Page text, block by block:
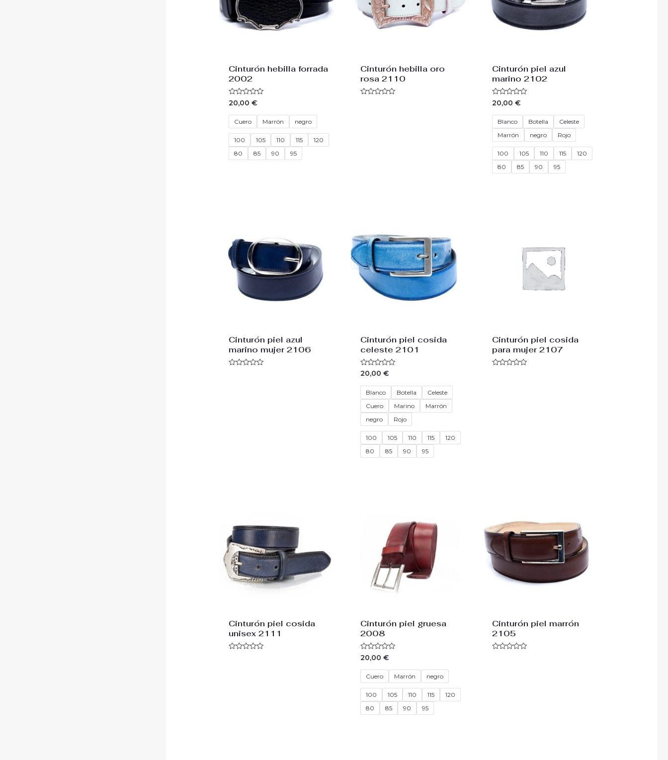
Cinturón hebilla forrada
2002
Valorado
con
0
de
5
20,00 €
Cuero Marrón negro
100 105 110 115
120
80
85 90 95
Cinturón hebilla oro
rosa 2110
Cinturón piel azul
marino 2102
Valorado
con
0
de
5
20,00 €
Blanco Botella
Celeste
Marrón
negro Rojo
100 105 110 115
120
80
85 90 95
Cinturón piel azul
marino mujer 2106
Cinturón piel cosida
celeste 2101
Valorado
0
de
5
20,00 €
Blanco Botella
Celeste
Cuero
Marino
Marrón
negro
Rojo
100 105 110 115
120
80
85 90 95
Cinturón piel cosida
para mujer 2107
Cinturón piel cosida
unisex 2111
Cinturón piel gruesa
2008
Valorado
0
de
5
20,00 €
Cuero Marrón negro
100 105 110 115
120
80
85 90 95
Cinturón piel marrón
2105